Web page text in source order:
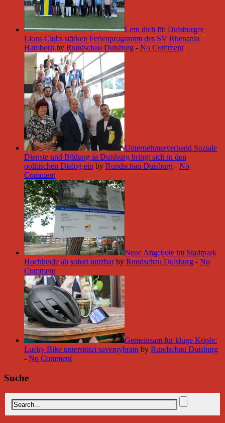
Lern dich fit: Duisburger
Lions Clubs stärken Ferienprogramm des SV Rhenania
Hamborn by Rundschau Duisburg - No Comment
Unternehmerverband Soziale
Dienste und Bildung in Duisburg bringt sich in den
politischen Dialog ein by Rundschau Duisburg - No
Comment
Neue Angebote im Stadtpark
Hochheide ab sofort nutzbar by Rundschau Duisburg - No
Comment
Gemeinsam für kluge Köpfe:
Lucky Bike unterstützt savemybrain by Rundschau Duisburg
- No Comment
Suche